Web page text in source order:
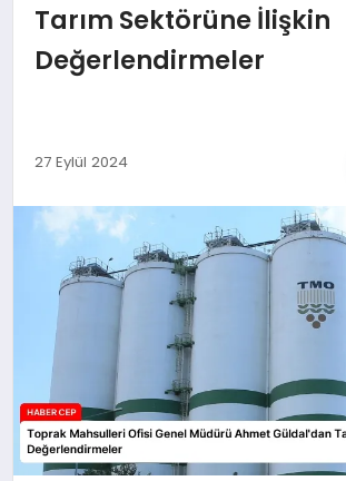
SOSYAL MEDYA
KÜLTÜREL
Tarım Sektörüne İlişkin
Değerlendirmeler
27 Eylül 2024